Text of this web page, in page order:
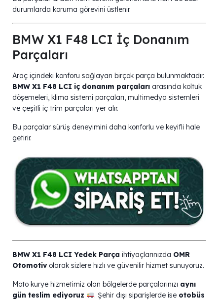
durumlarda koruma görevini üstlenir.
BMW X1 F48 LCI İç Donanım
Parçaları
Araç içindeki konforu sağlayan birçok parça bulunmaktadır.
BMW X1 F48 LCI iç donanım parçaları arasında koltuk
döşemeleri, klima sistemi parçaları, multimedya sistemleri
ve çeşitli iç trim parçaları yer alır.
Bu parçalar sürüş deneyimini daha konforlu ve keyifli hale
getirir.
BMW X1 F48 LCI Yedek Parça ihtiyaçlarınızda OMR
Otomotivolarak sizlere hızlı ve güvenilir hizmet sunuyoruz.
Moto kurye hizmetimiz olan bölgelerde parçalarınızı aynı
gün teslim ediyoruz
. Şehir dışı siparişlerde ise otobüs